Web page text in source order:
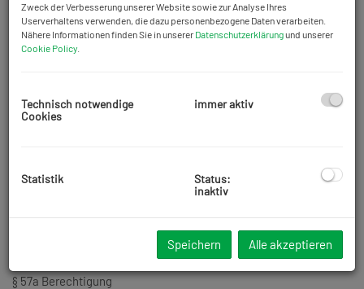
Beschreibung
vollständigen Kontaktdaten (Name, Anschrift, Tel.-Nr., E-Mail)
Der Betrieb ist ist seit mehreren Jahrzehnten ansässig und
aufgrund von privaten Gründen wird ein:e Nachfolger:in für die
4 Hebebühnen, eine Grube, Büro, Wohnung, Reifenlager und
diverse Nebenräume vorhanden.
§ 57a Berechtigung
Zweck der Verbesserung unserer Website sowie zur Analyse Ihres
Userverhaltens verwenden, die dazu personenbezogene Daten verarbeiten.
Nähere Informationen finden Sie in unserer Datenschutzerklärungund unserer
Cookie Policy
Technisch notwendige
Cookies
immer aktiv
Statistik
Status:
inaktiv
Speichern Alle akzeptieren